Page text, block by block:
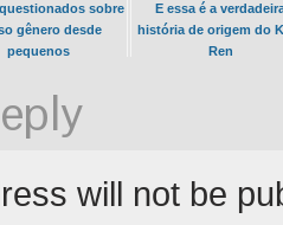
sobre
gênero desde
pequenos
E essa é a
história de origem do
Ren
will not be